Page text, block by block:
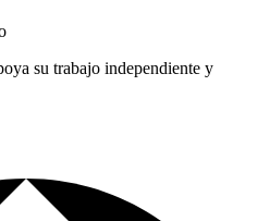
su trabajo independiente y